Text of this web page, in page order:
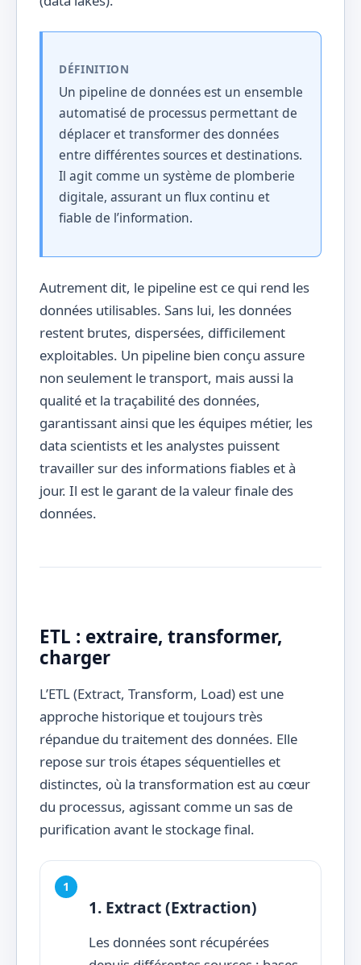
DÉFINITION
Un pipeline de données est un ensemble
automatisé de processus permettant de
déplacer et transformer des données
entre différentes sources et destinations.
Il agit comme un système de plomberie
digitale, assurant un flux continu et
fiable de l’information.
Autrement dit, le pipeline est ce qui rend les
données utilisables. Sans lui, les données
restent brutes, dispersées, difficilement
exploitables. Un pipeline bien conçu assure
non seulement le transport, mais aussi la
qualité et la traçabilité des données,
garantissant ainsi que les équipes métier, les
data scientists et les analystes puissent
travailler sur des informations fiables et à
jour. Il est le garant de la valeur finale des
données.
ETL : extraire, transformer,
charger
L’ETL (Extract, Transform, Load) est une
approche historique et toujours très
répandue du traitement des données. Elle
repose sur trois étapes séquentielles et
distinctes, où la transformation est au cœur
du processus, agissant comme un sas de
purification avant le stockage final.
1. Extract (Extraction)
Les données sont récupérées